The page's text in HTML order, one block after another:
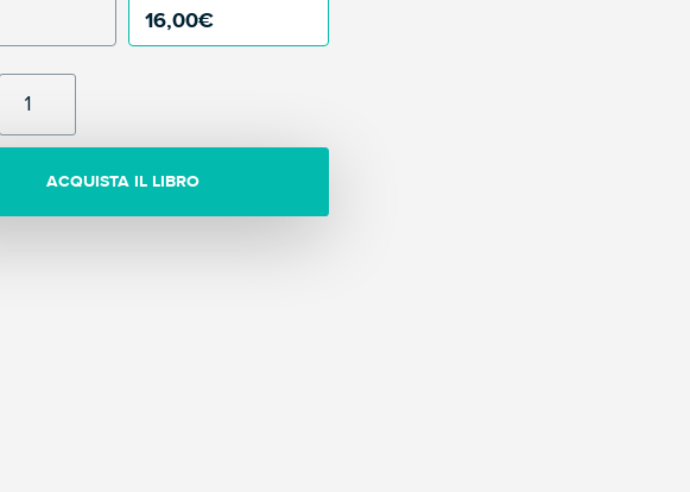
16,00€
ACQUISTA IL LIBRO